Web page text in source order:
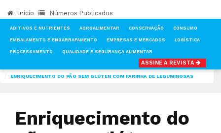
Início Números Publicados
ADITIVOS E NUTRIENTES AGROALIMENTAR CONSERVAÇÃO CONSUMO
EMBALAMENTO E ENGARRAFAMENTO EMPRESAS E MERCADOS LOGÍSTICA
PROCESSAMENTO QUALIDADE E SEGURANÇA ALIMENTAR
ASSINE A REVISTA
ENRIQUECIMENTO DO PÃO SEM GLÚTEN COM FARINHA DE LEGUMINOSAS
Enriquecimento do